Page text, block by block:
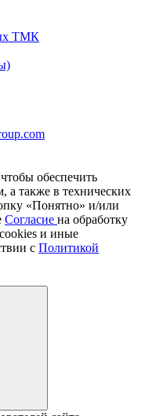
ТМК
обеспечить
а также в технических
«Понятно» и/или
Согласие на обработку
и иные
с Политикой